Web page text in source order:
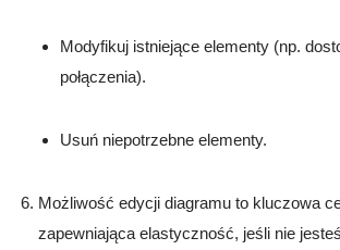
Modyfikuj istniejące elementy (np.
połączenia).
Usuń niepotrzebne elementy.
Możliwość edycji diagramu to kluczowa
zapewniająca elastyczność, jeśli nie